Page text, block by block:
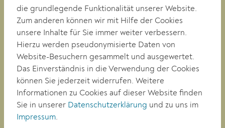
Tel. +43 (0)2732/801-0
Fax +43 (0)2732/801-90 269
E-mail:buergerservice@krems.gv.at
RATHAUS
LEBEN
BAUEN/WIRTSCHAFT
BILDUNG
KULTUR
die grundlegende Funktionalität unserer Website.
Zum anderen können wir mit Hilfe der Cookies
unsere Inhalte für Sie immer weiter verbessern.
Hierzu werden pseudonymisierte Daten von
Website-Besuchern gesammelt und ausgewertet.
Das Einverständnis in die Verwendung der Cookies
können Sie jederzeit widerrufen. Weitere
Informationen zu Cookies auf dieser Website finden
Sie in unserer Datenschutzerklärung und zu uns im
Impressum.